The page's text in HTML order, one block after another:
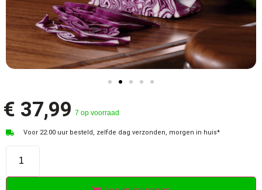
€ 37,99 7 op voorraad
Voor 22:00 uur besteld, zelfde dag verzonden, morgen in huis*